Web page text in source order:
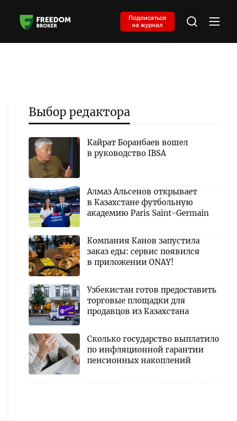
Подписаться
на журнал
Выбор редактора
Кайрат Боранбаев вошел
в руководство IBSA
Алмаз Альсенов открывает
в Казахстане футбольную
академию Paris Saint-Germain
Компания Канов запустила
заказ еды: сервис появился
в приложении ONAY!
Узбекистан готов предоставить
торговые площадки для
продавцов из Казахстана
Сколько государство выплатило
по инфляционной гарантии
пенсионных накоплений